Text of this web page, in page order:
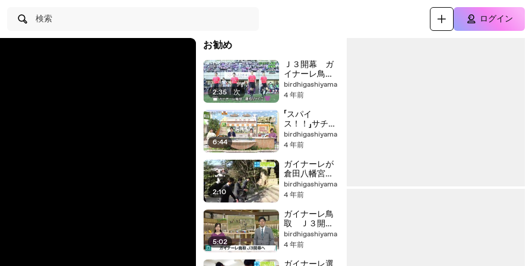
検索 ログイン
お勧め
2:35 | 次
Ｊ３開幕 ガ
イナーレ鳥取
初戦は
birdhigashiyama
4 年前
6:44
「スパイ
ス！！」サチコ
のフレフレガ
イナーレ
birdhigashiyama
4 年前
2:10
ガイナーレが
倉田八幡宮で
必勝祈願
birdhigashiyama
4 年前
5:02
ガイナーレ鳥
取 Ｊ３開幕
へ
birdhigashiyama
4 年前